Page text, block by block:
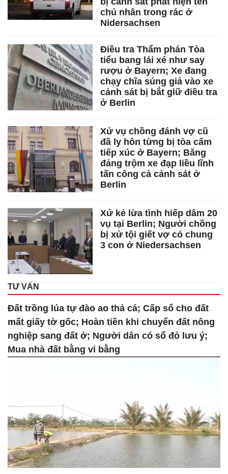
chủ nhân trong rác ở
Nidersachsen
Điều tra Thẩm phán Tòa
tiểu bang lái xé như say
rượu ở Bayern; Xe đang
chạy chĩa súng giả vào xe
cảnh sát bị bắt giữ điều tra
ở Berlin
Xử vụ chồng đánh vợ cũ
đã ly hôn từng bị tòa cấm
tiếp xúc ở Bayern; Băng
đảng trộm xe đạp liều lĩnh
tấn công cả cảnh sát ở
Berlin
Xử kẻ lừa tình hiếp dâm 20
vụ tại Berlin; Người chồng
bị xử tội giết vợ có chung
3 con ở Niedersachsen
TƯ VẤN
Đất trồng lúa tự đào ao thả cá; Cấp sổ cho đất
mất giấy tờ gốc; Hoàn tiền khi chuyển đất nông
nghiệp sang đất ở; Người dân có sổ đỏ lưu ý;
Mua nhà đất bằng vi bằng